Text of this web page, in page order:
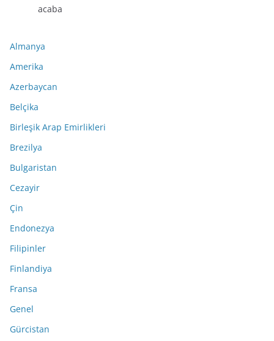
acaba
Almanya
Amerika
Azerbaycan
Belçika
Birleşik Arap Emirlikleri
Brezilya
Bulgaristan
Cezayir
Çin
Endonezya
Filipinler
Finlandiya
Fransa
Genel
Gürcistan